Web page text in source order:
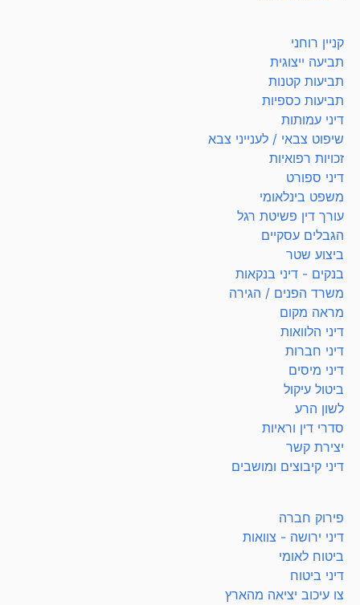
קניין רוחני
תביעה ייצוגית
תביעות קטנות
תביעות כספיות
דיני עמותות
שיפוט צבאי / לענייני צבא
זכויות רפואיות
דיני ספורט
משפט בינלאומי
עורך דין פשיטת רגל
הגבלים עסקיים
ביצוע שטר
בנקים - דיני בנקאות
משרד הפנים / הגירה
מראה מקום
דיני הלוואות
דיני חברות
דיני מיסים
ביטול עיקול
לשון הרע
סדרי דין וראיות
יצירת קשר
דיני קיבוצים ומושבים
פירוק חברה
דיני ירושה - צוואות
ביטוח לאומי
דיני ביטוח
צו עיכוב יציאה מהארץ